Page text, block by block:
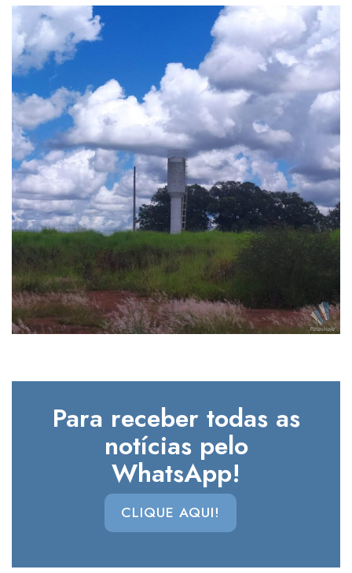
Para receber todas as
notícias pelo
WhatsApp!
CLIQUE AQUI!